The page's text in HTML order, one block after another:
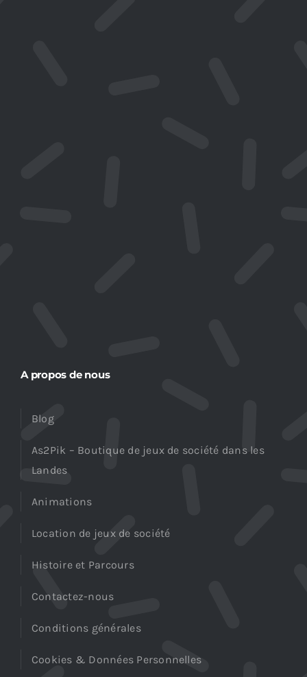
A propos de nous
Blog
As2Pik – Boutique de jeux de société dans les
Landes
Animations
Location de jeux de société
Histoire et Parcours
Contactez-nous
Conditions générales
Cookies & Données Personnelles